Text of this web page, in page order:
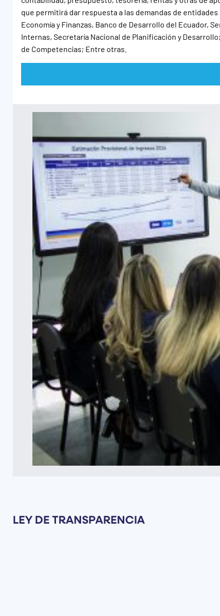
que permitirá dar respuesta a las demandas de
Economía y Finanzas, Banco de Desarrollo del Ecuador,
Internas, Secretaría Nacional de Planificación y
de Competencias; Entre otras.
LEY DE TRANSPARENCIA